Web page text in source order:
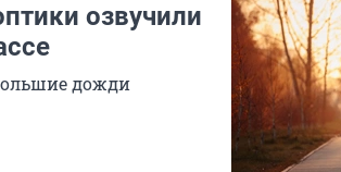
озвучили
дожди